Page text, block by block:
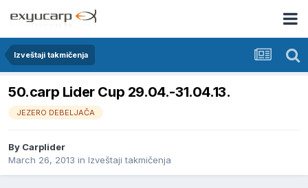
Izveštaji takmičenja
50.carp Lider Cup 29.04.-31.04.13.
JEZERO DEBELJAČA
By Carplider
March 26, 2013 in Izveštaji takmičenja